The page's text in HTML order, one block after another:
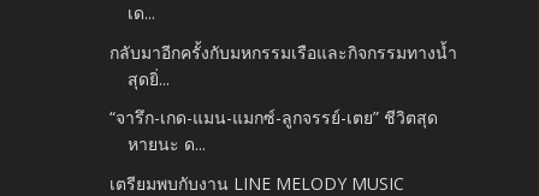
เด...
กลับมาอีกครั้งกับมหกรรมเรือและกิจกรรมทางน้ำ
สุดยิ่...
“จารึก-เกด-แมน-แมกซ์-ลูกจรรย์-เตย” ชีวิตสุด
หายนะ ด...
เตรียมพบกับงาน LINE MELODY MUSIC